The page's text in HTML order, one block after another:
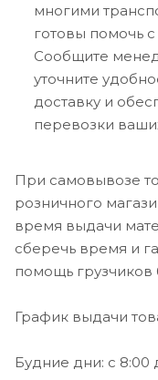
многими
готовы помочь
Сообщите
уточните
доставку и
перевозки
При самовывозе
розничного
время выдачи
сберечь время и
помощь грузчиков
График выдачи
Будние дни: с 8:00